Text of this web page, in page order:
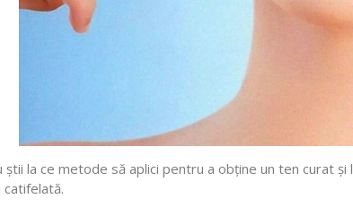
știi la ce metode să aplici pentru a obține un ten curat